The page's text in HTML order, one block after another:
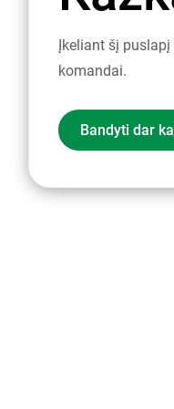
Įkeliant šį
komandai.
Bandyti dar